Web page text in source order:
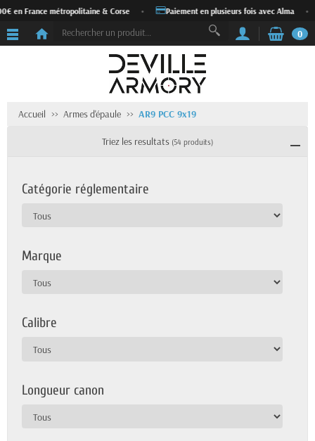
métropolitaine & Corse • Paiement en plusieurs fois avec Alma •
0
Accueil Armes d'épaule AR9 PCC 9x19
Triez les resultats (54 produits)
Catégorie réglementaire
Marque
Calibre
Longueur canon